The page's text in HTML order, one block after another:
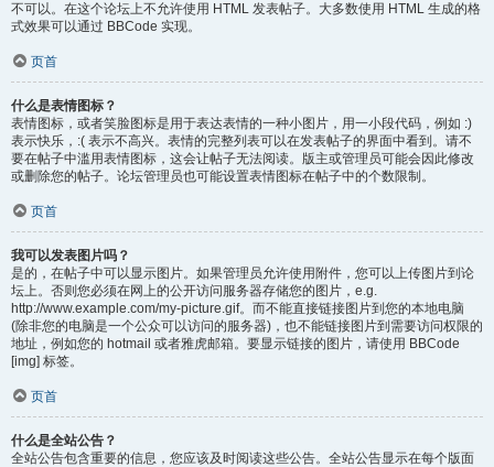
不可以。在这个论坛上不允许使用 HTML 发表帖子。大多数使用 HTML 生成的格
式效果可以通过 BBCode 实现。
页首
什么是表情图标？
表情图标，或者笑脸图标是用于表达表情的一种小图片，用一小段代码，例如 :)
表示快乐，:( 表示不高兴。表情的完整列表可以在发表帖子的界面中看到。请不
要在帖子中滥用表情图标，这会让帖子无法阅读。版主或管理员可能会因此修改
或删除您的帖子。论坛管理员也可能设置表情图标在帖子中的个数限制。
页首
我可以发表图片吗？
是的，在帖子中可以显示图片。如果管理员允许使用附件，您可以上传图片到论
坛上。否则您必须在网上的公开访问服务器存储您的图片，e.g.
http://www.example.com/my-picture.gif。而不能直接链接图片到您的本地电脑
(除非您的电脑是一个公众可以访问的服务器)，也不能链接图片到需要访问权限的
地址，例如您的 hotmail 或者雅虎邮箱。要显示链接的图片，请使用 BBCode
[img] 标签。
页首
什么是全站公告？
全站公告包含重要的信息，您应该及时阅读这些公告。全站公告显示在每个版面